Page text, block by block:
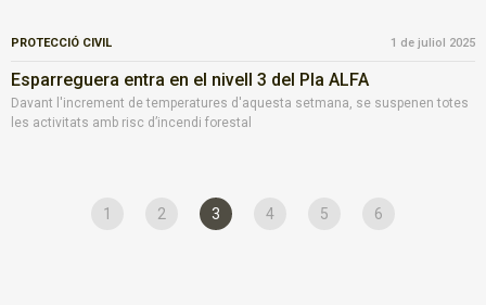
PROTECCIÓ CIVIL 1 de juliol 2025
Esparreguera entra en el nivell 3 del Pla ALFA
Davant l'increment de temperatures d'aquesta setmana, se suspenen totes
les activitats amb risc d’incendi forestal
1 2 3 4 5 6